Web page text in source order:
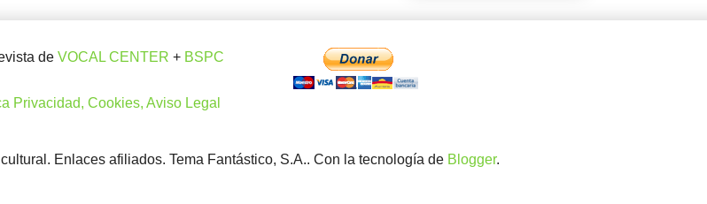
de VOCAL CENTER + BSPC
Privacidad, Cookies, Aviso Legal
Enlaces afiliados. Tema Fantástico, S.A.. Con la tecnología de Blogger.